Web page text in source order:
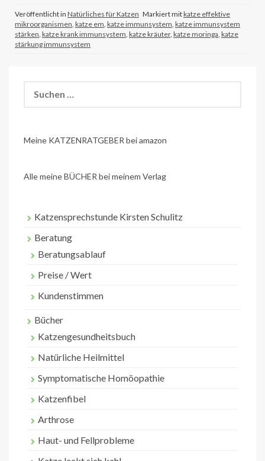
Veröffentlicht in Natürliches für Katzen Markiert mitkatze effektive
mikroorganismen, katze em, katze immunsystem, katze immunsystem
stärken, katze krank immunsystem, katze kräuter, katze moringa, katze
stärkung immunsystem
nach:
Meine KATZENRATGEBER bei amazon
Alle meine BÜCHER bei meinem Verlag
Katzensprechstunde Kirsten Schulitz
Beratung
Beratungsablauf
Preise / Wert
Kundenstimmen
Bücher
Katzengesundheitsbuch
Natürliche Heilmittel
Symptomatische Homöopathie
Katzenfibel
Arthrose
Haut- und Fellprobleme